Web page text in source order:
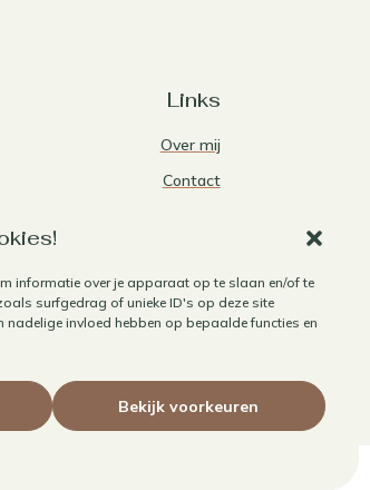
informatie over je apparaat op te slaan en/of te
surfgedrag of unieke ID's op deze site
nadelige invloed hebben op bepaalde functies en
Bekijk voorkeuren
Links
Over mij
Contact
Cookiebeleid
Herroepen aankoop